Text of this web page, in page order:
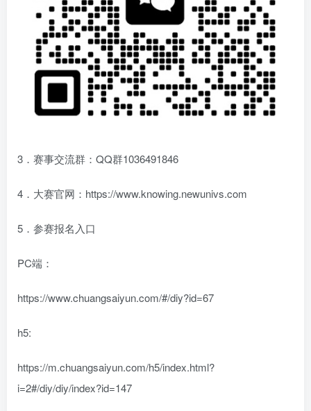
3．赛事交流群：QQ群1036491846
4．大赛官网：https://www.knowing.newunivs.com
5．参赛报名入口
PC端：
https://www.chuangsaiyun.com/#/diy?id=67
h5:
https://m.chuangsaiyun.com/h5/index.html?
i=2#/diy/diy/index?id=147